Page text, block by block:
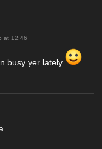
at 12:46
busy yer lately
...